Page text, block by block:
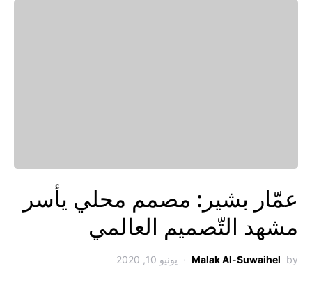
عمّار بشير: مصمم محلي يأسر
مشهد التّصميم العالمي
by
Malak Al-Suwaihel يونيو 10, 2020